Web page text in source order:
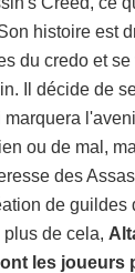
histoire est
du credo et
Il décide de
ou de mal,
des
de guildes
plus de cela,
les joueurs